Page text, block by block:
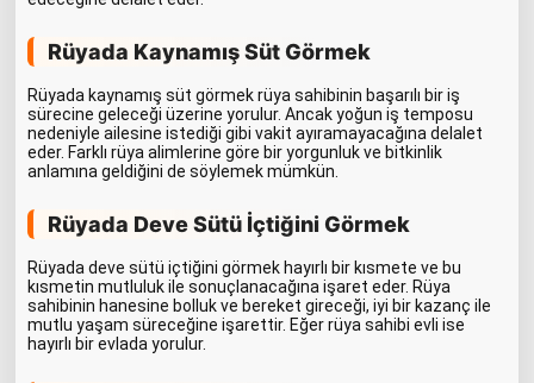
Rüyada Kaynamış Süt Görmek
Rüyada kaynamış süt görmek rüya sahibinin başarılı bir iş
sürecine geleceği üzerine yorulur. Ancak yoğun iş temposu
nedeniyle ailesine istediği gibi vakit ayıramayacağına delalet
eder. Farklı rüya alimlerine göre bir yorgunluk ve bitkinlik
anlamına geldiğini de söylemek mümkün.
Rüyada Deve Sütü İçtiğini Görmek
Rüyada deve sütü içtiğini görmek hayırlı bir kısmete ve bu
kısmetin mutluluk ile sonuçlanacağına işaret eder. Rüya
sahibinin hanesine bolluk ve bereket gireceği, iyi bir kazanç ile
mutlu yaşam süreceğine işarettir. Eğer rüya sahibi evli ise
hayırlı bir evlada yorulur.